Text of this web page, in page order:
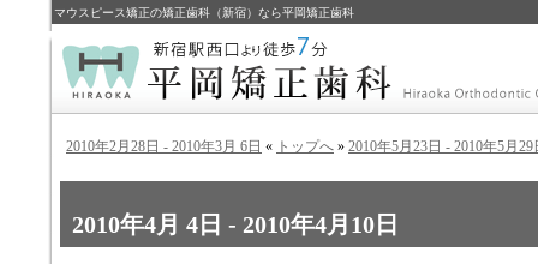
2010年4月 4日 - 2010年4月10日
マウスピース矯正の矯正歯科（新宿）なら平岡矯正歯科
2010年2月28日 - 2010年3月 6日 « トップへ » 2010年5月23日 - 2010年5月29